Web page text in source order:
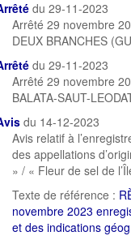
du 29-11-2023
Arrêté 29 novembre
DEUX BRANCHES
du 29-11-2023
Arrêté 29 novembre
BALATA-SAUT-
du 14-12-2023
Avis relatif à
des appellations
» / « Fleur de sel de
Texte de référence :
novembre 2023
et des indications